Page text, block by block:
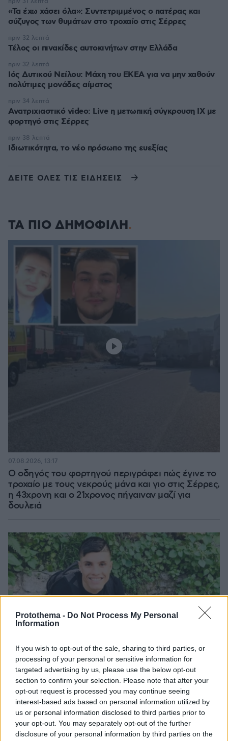
Protothema - Do Not Process My Personal
Information
If you wish to opt-out of the sale, sharing to third parties, or
processing of your personal or sensitive information for
targeted advertising by us, please use the below opt-out
section to confirm your selection. Please note that after your
opt-out request is processed you may continue seeing
interest-based ads based on personal information utilized by
us or personal information disclosed to third parties prior to
your opt-out. You may separately opt-out of the further
disclosure of your personal information by third parties on the
«Τα έχω χάσει όλα»: Συντετριμμένος ο πατέρας και
σύζυγος των θυμάτων στο τροχαίο στις Σέρρες
Τέλος οι πινακίδες αυτοκινήτων στην Ελλάδα
πριν 32 λεπτά
Ιός Δυτικού Νείλου: Μάχη του ΕΚΕΑ για να μην χαθούν
πολύτιμες μονάδες αίματος
πριν 32 λεπτά
Ανατριχιαστικό video: Live η μετωπική σύγκρουση ΙΧ με
φορτηγό στις Σέρρες
πριν 34 λεπτά
Ιδιωτικότητα, το νέο πρόσωπο της ευεξίας
πριν 38 λεπτά
ΔΕΙΤΕ ΟΛΕΣ ΤΙΣ ΕΙΔΗΣΕΙΣ
ΤΑ ΠΙΟ ΔΗΜΟΦΙΛΗ
Ο οδηγός του φορτηγού περιγράφει πώς έγινε το
τροχαίο με τους νεκρούς μάνα και γιο στις Σέρρες,
η 43χρονη και ο 21χρονος πήγαιναν μαζί για
δουλειά
07.08.2026, 13:17